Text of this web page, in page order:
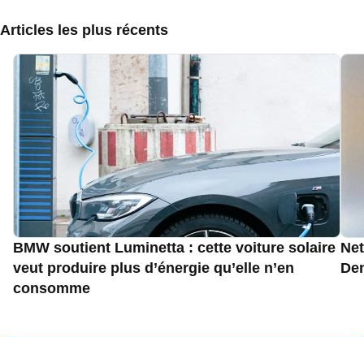
Articles les plus récents
BMW soutient Luminetta : cette voiture solaire
veut produire plus d’énergie qu’elle n’en
consomme